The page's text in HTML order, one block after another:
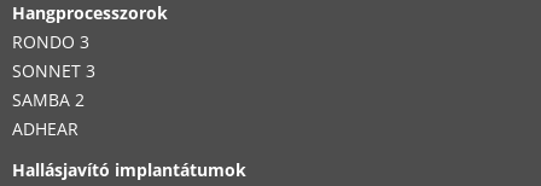
Hangprocesszorok
RONDO 3
SONNET 3
SAMBA 2
ADHEAR
Hallásjavító implantátumok